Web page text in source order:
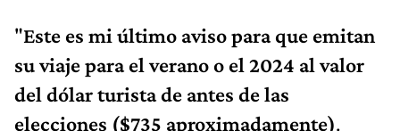
"Este es mi último aviso para que emitan
su viaje para el verano o el 2024 al valor
del dólar turista de antes de las
elecciones ($735 aproximadamente).